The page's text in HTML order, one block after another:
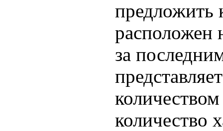
предложить
расположен
за
количество